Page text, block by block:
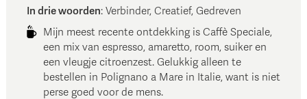
In drie woorden: Verbinder, Creatief, Gedreven
Mijn meest recente ontdekking is Caffè Speciale,
een mix van espresso, amaretto, room, suiker en
een vleugje citroenzest. Gelukkig alleen te
bestellen in Polignano a Mare in Italie, want is niet
perse goed voor de mens.